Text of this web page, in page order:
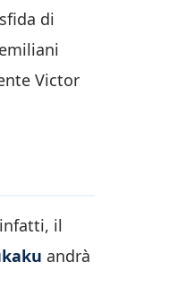
di
Victor
il
andrà